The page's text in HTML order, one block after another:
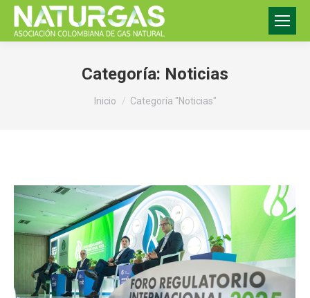
Categoría: Noticias
Estás aquí:
Inicio Categoría "Noticias"